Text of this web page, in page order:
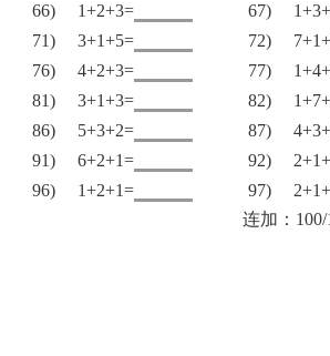
66)
1+2+3= 67)
71)
3+1+5= 72)
76)
4+2+3= 77)
81)
3+1+3= 82)
86)
5+3+2= 87)
91)
6+2+1= 92)
96)
1+2+1= 97)
连加：100/